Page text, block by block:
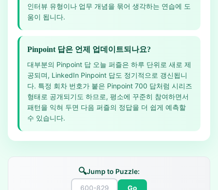
인터뷰 유형이나 업무 개념을 묶어 생각하는 연습에 도
움이 됩니다.
Pinpoint 답은 언제 업데이트되나요?
대부분의 Pinpoint 답 오늘 퍼즐은 하루 단위로 새로 제
공되며, LinkedIn Pinpoint 답도 정기적으로 갱신됩니
다. 특정 회차 번호가 붙은 Pinpoint 700 답처럼 시리즈
형태로 공개되기도 하므로, 평소에 꾸준히 참여하면서
패턴을 익혀 두면 다음 퍼즐의 정답을 더 쉽게 예측할
수 있습니다.
🔍Jump to Puzzle:
Go